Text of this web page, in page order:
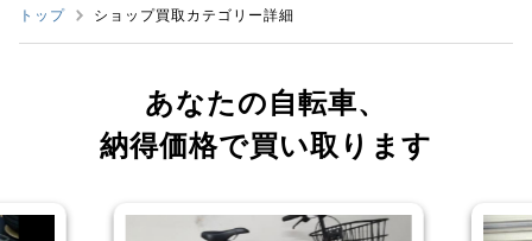
トップ ショップ買取カテゴリー詳細
あなたの自転車、
納得価格で買い取ります